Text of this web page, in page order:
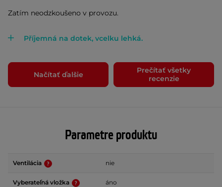
Zatím neodzkoušeno v provozu.
Příjemná na dotek, vcelku lehká.
Načítať ďalšie
Prečítať všetky
recenzie
Parametre produktu
Ventilácia nie
Vyberateľná vložka áno